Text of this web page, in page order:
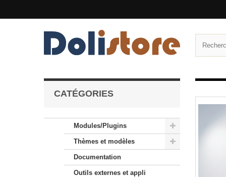
CATÉGORIES
Modules/Plugins
Thèmes et modèles
Documentation
Outils externes et appli